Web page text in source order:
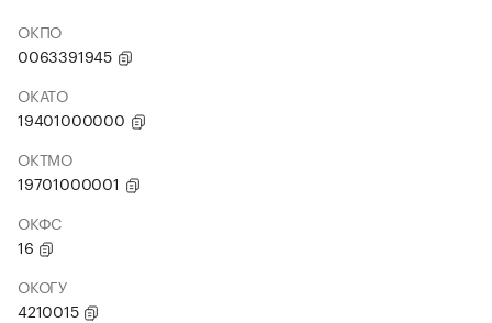
ОКПО
0063391945
ОКАТО
19401000000
ОКТМО
19701000001
ОКФС
16
ОКОГУ
4210015